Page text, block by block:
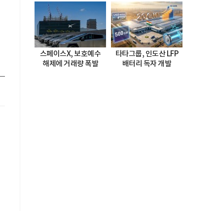
스페이스X, 보호예수
해제에 거래량 폭발
타타그룹, 인도산 LFP
배터리 독자 개발